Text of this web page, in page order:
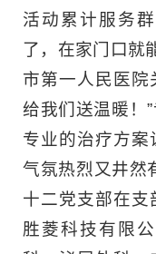
活动累计服务
了，在家门口就
市第一人民医院
给我们送温暖！
专业的治疗方案
气氛热烈又井然
十二党支部在支
胜菱科技有限